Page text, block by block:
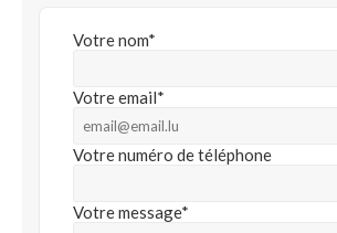
Votre nom*
Votre email*
Votre numéro de téléphone
Votre message*